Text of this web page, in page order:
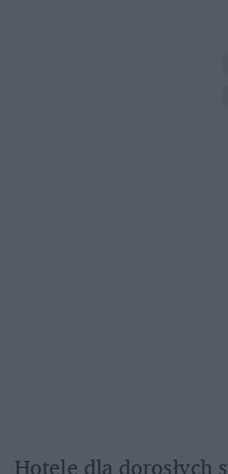
Hotele dla dorosłych